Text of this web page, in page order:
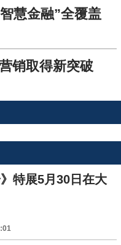
慧金融”全覆盖
销取得新突破
》特展5月30日在大